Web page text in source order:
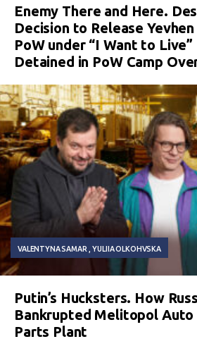
Enemy There and Here.
Decision to Release
PoW under “I Want to
Detained in PoW Camp
VALENTYNA SAMAR YULIIA OLKOHVSKA
Putin’s Hucksters. How
Bankrupted Melitopol Auto
Parts Plant